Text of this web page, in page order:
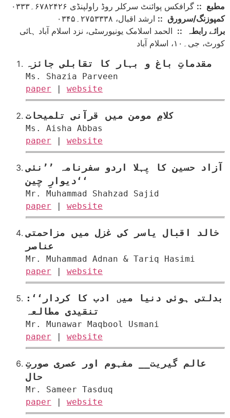
مطبع :: گرافکس پوائنٹ سرکلر روڈ راولپنڈی ۶۷۸۲۴۲۶۔۰۳۳۳
کمپوزنگ/سرورق :: ارشد اقبال، ۲۷۵۳۳۳۸۔۰۳۴۵
برائے رابطہ
:: الحمد اسلامک یونیورسٹی، نزد اسلام آباد ہائی
کورٹ، جی۔۱۰، اسلام آباد
مقدماتِ باغ و بہار کا تقابلی جائزہ
Ms. Shazia Parveen
paper | website
کلامِ مومن میں قرآنی تلمیحات
Ms. Aisha Abbas
paper | website
آزاد حسین کا پہلا اردو سفرنامہ ’’نئی
دیوارِ چین‘‘
Mr. Muhammad Shahzad Sajid
paper | website
خالد اقبال یاسر کی غزل میں مزاحمتی
عناصر
Mr. Muhammad Adnan & Tariq Hasimi
paper | website
بدلتی ہوئی دنیا میں ادب کا کردار‘‘:
تنقیدی مطالعہ
Mr. Munawar Maqbool Usmani
paper | website
عالم گیریت__ مفہوم اور عصری صورتِ
حال
Mr. Sameer Tasduq
paper | website